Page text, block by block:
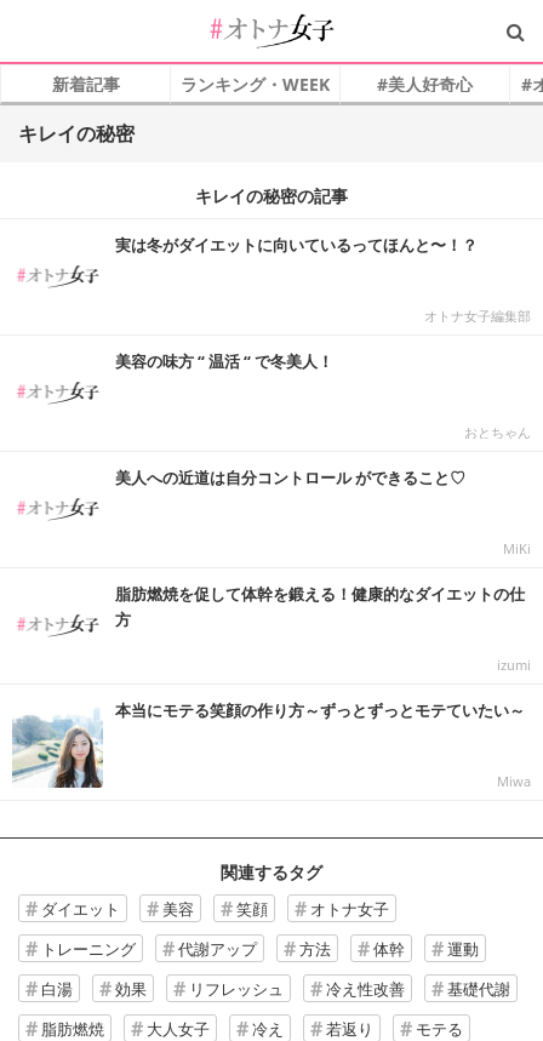
新着記事 ランキング・WEEK #美人好奇心 #
キレイの秘密
キレイの秘密の記事
実は冬がダイエットに向いているってほんと〜！？
オトナ女子編集部
美容の味方 “ 温活 “ で冬美人！
おとちゃん
美人への近道は自分コントロール ができること♡
MiKi
脂肪燃焼を促して体幹を鍛える！健康的なダイエットの仕
方
izumi
本当にモテる笑顔の作り方～ずっとずっとモテていたい～
Miwa
関連するタグ
ダイエット 美容 笑顔
オトナ女子
トレーニング
代謝アップ 方法 体幹
運動
白湯
効果 リフレッシュ 冷え性改善
基礎代謝
脂肪燃焼
大人女子 冷え 若返り
モテる